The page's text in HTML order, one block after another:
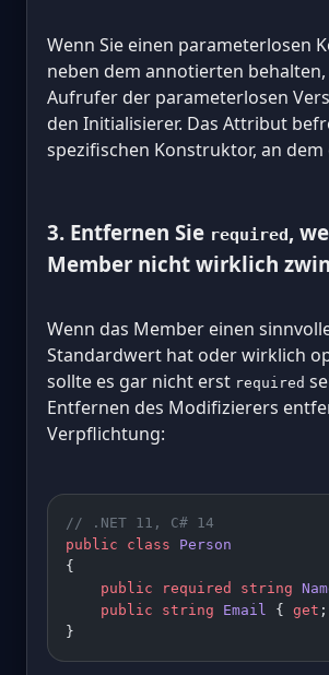
Wenn Sie einen parameterlosen
neben dem annotierten
Aufrufer der parameterlosen
den Initialisierer. Das Attribut
spezifischen Konstruktor, an dem
3. Entfernen Sie required,
Member nicht wirklich
Wenn das Member einen
Standardwert hat oder wirklich
sollte es gar nicht erst required
Entfernen des Modifizierers
Verpflichtung:
// .NET 11, C# 14
public class Person
{
    public
required string
    public
string Email { get ;
}